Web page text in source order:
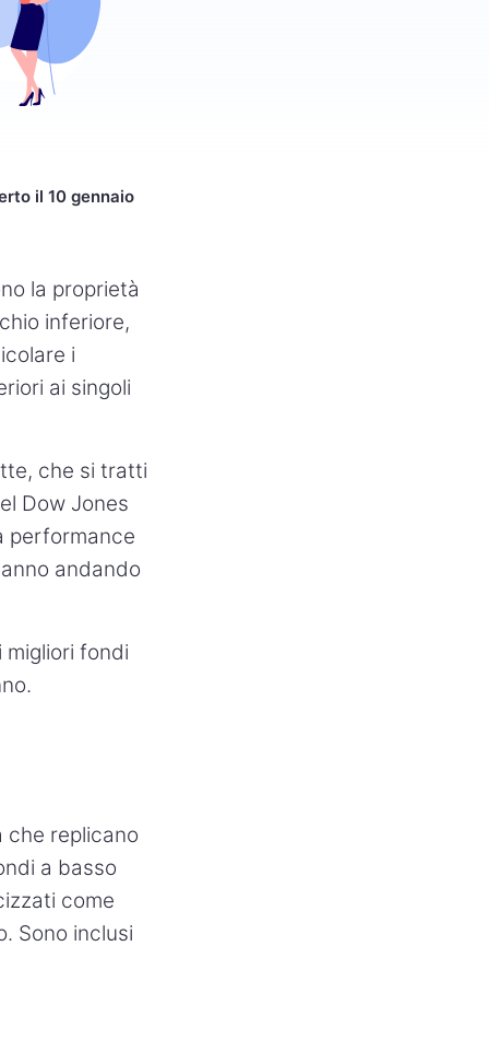
il 10 gennaio
la proprietà
inferiore,
i
ai singoli
che si tratti
Dow Jones
performance
andando
fondi
che replicano
a basso
come
Sono inclusi